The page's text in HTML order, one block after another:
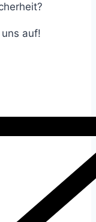
auf!